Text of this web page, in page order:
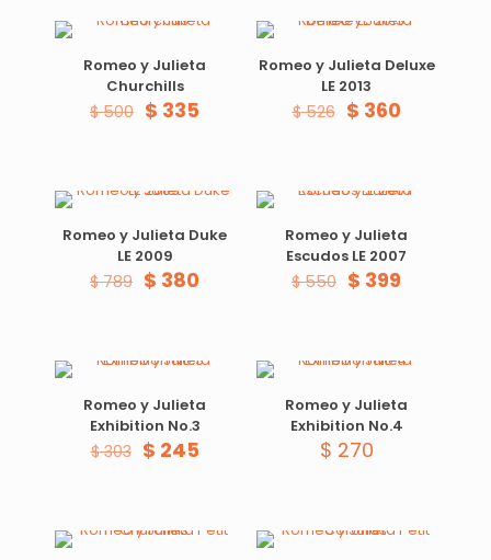
Romeo y Julieta
Churchills
$500 $ 335
Romeo y Julieta Deluxe
LE 2013
$526 $ 360
Romeo y Julieta Duke
LE 2009
$789 $ 380
Romeo y Julieta
Escudos LE 2007
$550 $ 399
Romeo y Julieta
Exhibition No.3
$303 $ 245
Romeo y Julieta
Exhibition No.4
$ 270